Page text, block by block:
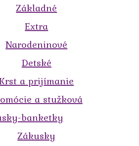
Základné
Extra
Narodeninové
Detské
a prijímanie
a stužková
banketky
Zákusky